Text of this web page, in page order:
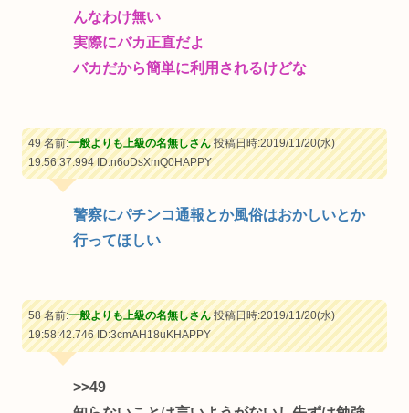
んなわけ無い
実際にバカ正直だよ
バカだから簡単に利用されるけどな
49 名前:一般よりも上級の名無しさん投稿日時:2019/11/20(水)
19:56:37.994ID:n6oDsXmQ0HAPPY
警察にパチンコ通報とか風俗はおかしいとか
行ってほしい
58 名前:一般よりも上級の名無しさん投稿日時:2019/11/20(水)
19:58:42.746ID:3cmAH18uKHAPPY
>>49